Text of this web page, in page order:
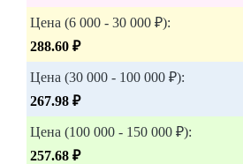
Цена (6 000 - 30 000 ₽):
288.60 ₽
Цена (30 000 - 100 000 ₽):
267.98 ₽
Цена (100 000 - 150 000 ₽):
257.68 ₽